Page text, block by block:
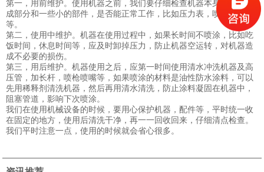
第一，用前维护。使用机器之前，我们要仔细检查机器本身的主要构
成部分和一些小的部件，是否能正常工作，比如压力表，喷枪喷嘴
等。
第二，使用中维护。机器在使用过程中，如果长时间不喷涂，比如吃
饭时间，休息时间等，应及时卸掉压力，防止机器空运转，对机器造
成不必要的损伤。
第三，用后维护。机器使用之后，应第一时间使用清水冲洗机器及高
压管，加长杆，喷枪喷嘴等，如果喷涂的材料是油性防水涂料，可以
先用稀释剂清洗机器，然后再用清水清洗，防止涂料凝固在机器中，
阻塞管道，影响下次喷涂。
我们在使用机械设备的时候，要用心保护机器，配件等，平时统一收
在固定的地方，使用后清洗干净，再一一回收回来，仔细清点检查。
我们平时注意一点，使用的时候就会省心很多。